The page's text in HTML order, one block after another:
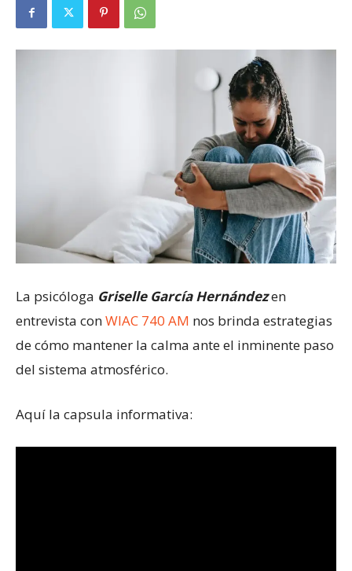
La psicóloga Griselle García Hernándezen
entrevista conWIAC 740 AM nos brinda estrategias
de cómo mantener la calma ante el inminente paso
del sistema atmosférico.
Aquí la capsula informativa: